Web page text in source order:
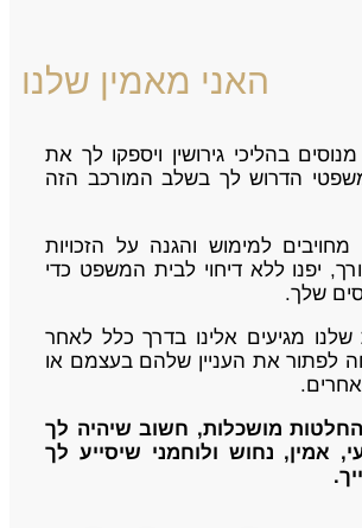
האני מאמין שלנו
מנוסים בהליכי גירושין ויספקו לך את
הדרוש לך בשלב המורכב הזה
מחויבים למימוש והגנה על הזכויות
יפנו ללא דיחוי לבית המשפט כדי
שלך.
שלנו מגיעים אלינו בדרך כלל לאחר
לפתור את העניין שלהם בעצמם או
אחרים.
מושכלות, חשוב שיהיה לך
אמין, נחוש ולוחמני שיסייע לך